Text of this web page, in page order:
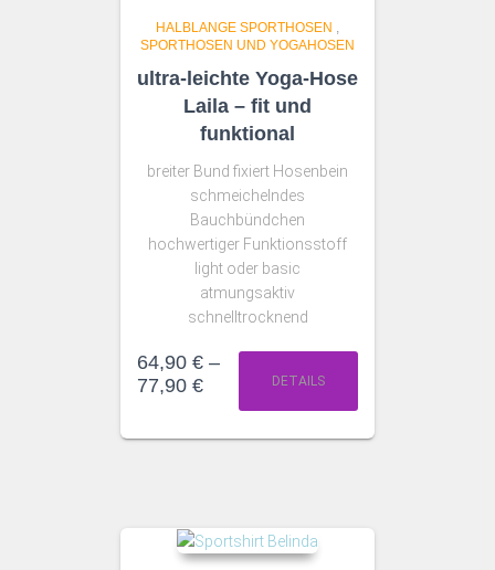
HALBLANGE SPORTHOSEN ,
SPORTHOSEN UND YOGAHOSEN
ultra-leichte Yoga-Hose
Laila – fit und
funktional
breiter Bund fixiert Hosenbein
schmeichelndes
Bauchbündchen
hochwertiger Funktionsstoff
light oder basic
atmungsaktiv
schnelltrocknend
64,90 € –
77,90 € DETAILS